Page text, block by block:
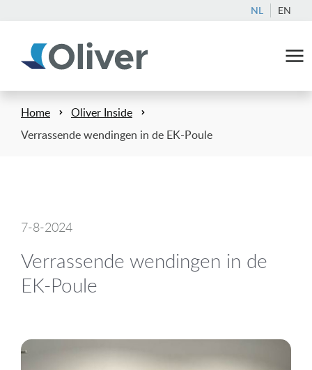
NL EN
Home
Oliver Inside
Verrassende wendingen in de EK-Poule
7-8-2024
Verrassende wendingen in de
EK-Poule